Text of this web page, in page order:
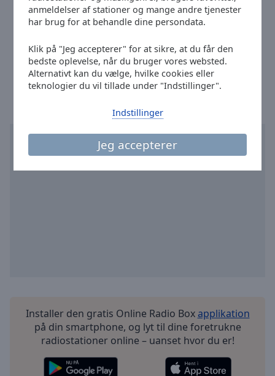
anmeldelser af stationer og mange andre tjenester
har brug for at behandle dine persondata.
Klik på "Jeg accepterer" for at sikre, at du får den
bedste oplevelse, når du bruger vores websted.
Alternativt kan du vælge, hvilke cookies eller
teknologier du vil tillade under "Indstillinger".
Jeg accepterer
Indstillinger
dialog
window.
Facebook:
@DRP4Bornholm
Telefon 35 20 30 40
Klokken i Rønne:06:16,08.08.2026
Installer den gratis Online Radio Boxapplikation
på din smartphone, og lyt til dine foretrukne
radiostationer online – uanset hvor du er!